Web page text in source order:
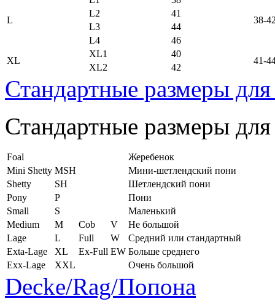
L
38-
L2
41
L3
44
L4
46
XL
XL1 40
41-
XL2 42
Стандартные размеры
Стандартные размеры
Foal
Жеребенок
Mini Shetty MSH
Мини-шетлендский пони
Shetty
SH
Шетлендский пони
Pony
P
Пони
Small
S
Маленький
Medium
M Cob V
Не большой
Lage
L Full W
Средний или стандартный
Exta-Lage
XL Ex-Full EW Больше среднего
Exx-Lage
XXL Очень большой
Decke/Rag/Попона